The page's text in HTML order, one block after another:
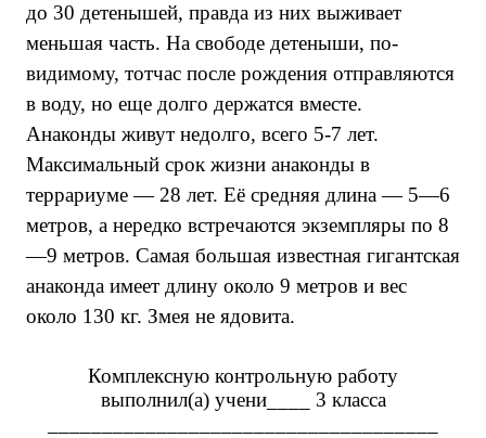
до 30 детенышей, правда из них выживает
меньшая часть. На свободе детеныши, по-
видимому, тотчас после рождения отправляются
в воду, но еще долго держатся вместе.
Анаконды живут недолго, всего 5-7 лет.
Максимальный срок жизни анаконды в
террариуме — 28 лет. Её средняя длина — 5—6
метров, а нередко встречаются экземпляры по 8
—9 метров. Самая большая известная гигантская
анаконда имеет длину около 9 метров и вес
около 130 кг. Змея не ядовита.
Комплексную контрольную работу
выполнил(а) учени____ 3 класса